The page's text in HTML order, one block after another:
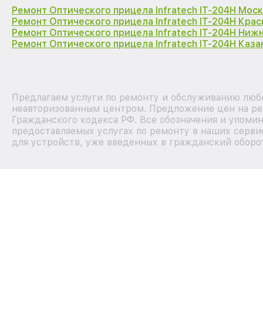
Ремонт Оптического прицела Infratech IT-204H
Ремонт Оптического прицела Infratech IT-204H
Ремонт Оптического прицела Infratech IT-204H
Ремонт Оптического прицела Infratech IT-204H
Предлагаем услуги по ремонту и обслуживанию
неавторизованным центром. Предложение цен на
Гражданского кодекса РФ. Все обозначения и
предоставляемых услугах по ремонту в наших
для устройств, уже введенных в гражданский